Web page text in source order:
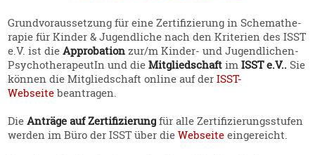
Grund­vor­aus­setzung für eine Zerti­fi­zierung in Schema­the­
rapie für Kinder & Jugend­liche nach den Kriterien des ISST
e.V. ist dieAppro­bationzur/m Kinder- und Jugend­lichen-
Psycho­the­ra­peutIn und dieMitglied­schaftimISST e.V.. Sie
können die Mitglied­schaft online auf derISST-
Webseitebeantragen.
DieAnträge auf Zerti­fi­zierungfür alle Zerti­fi­zie­rungs­stufen
werden im Büro der ISST über dieWebseiteeinge­reicht.